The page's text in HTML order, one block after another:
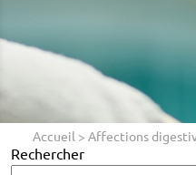
Accueil > Affections
Rechercher